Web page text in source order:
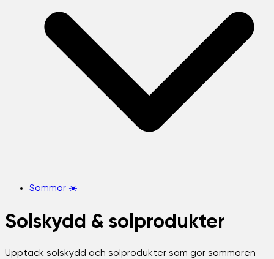
Sommar ☀️
Solskydd & solprodukter
Upptäck solskydd och solprodukter som gör sommaren